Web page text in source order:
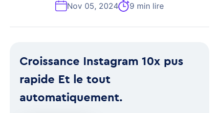
Nov 05, 2024 9 min lire
Croissance Instagram 10x pus
rapide Et le tout
automatiquement.